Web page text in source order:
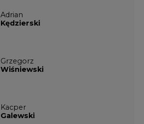
Adrian
Kędzierski
Grzegorz
Wiśniewski
Kacper
Galewski